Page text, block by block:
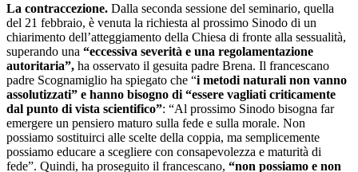
La contraccezione. Dalla seconda sessione del seminario, quella
del 21 febbraio, è venuta la richiesta al prossimo Sinodo di un
chiarimento dell’atteggiamento della Chiesa di fronte alla sessualità,
superando una “eccessiva severità e una regolamentazione
autoritaria”, ha osservato il gesuita padre Brena. Il francescano
padre Scognamiglio ha spiegato che “i metodi naturali non vanno
assolutizzati” e hanno bisogno di “essere vagliati criticamente
dal punto di vista scientifico”: “Al prossimo Sinodo bisogna far
emergere un pensiero maturo sulla fede e sulla morale. Non
possiamo sostituirci alle scelte della coppia, ma semplicemente
possiamo educare a scegliere con consapevolezza e maturità di
fede”. Quindi, ha proseguito il francescano, “non possiamo e non